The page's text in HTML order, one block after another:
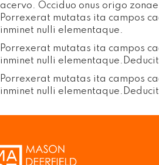
acervo. Occiduo onus origo
Porrexerat mutatas ita campos
inminet nulli elementaque.
Porrexerat mutatas ita campos
inminet nulli
Porrexerat mutatas ita campos
inminet nulli